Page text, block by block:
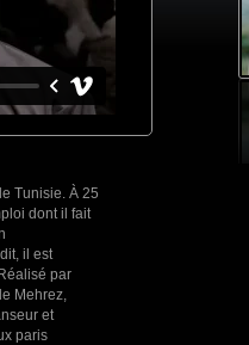
Tunisie. À 25
dont il fait
il est
par
Mehrez,
et
paris